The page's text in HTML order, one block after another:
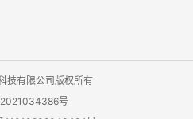
技有限公司版权所有
号